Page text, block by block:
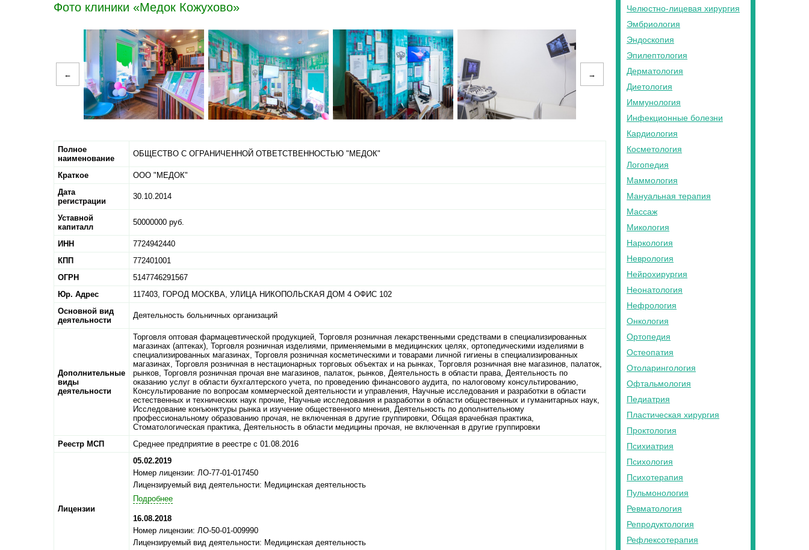
Фото клиники «Медок Кожухово»
← →
Полное
наименование
ОБЩЕСТВО С ОГРАНИЧЕННОЙ ОТВЕТСТВЕННОСТЬЮ "МЕДОК"
Краткое
ООО "МЕДОК"
Дата
регистрации
30.10.2014
Уставной
капиталл
50000000 руб.
ИНН
7724942440
КПП
772401001
ОГРН
5147746291567
Юр. Адрес
117403, ГОРОД МОСКВА, УЛИЦА НИКОПОЛЬСКАЯ ДОМ 4 ОФИС 102
Основной вид
деятельности
Деятельность больничных организаций
Дополнительные
виды
деятельности
Торговля оптовая фармацевтической продукцией, Торговля розничная лекарственными средствами в специализированных
магазинах (аптеках), Торговля розничная изделиями, применяемыми в медицинских целях, ортопедическими изделиями в
специализированных магазинах, Торговля розничная косметическими и товарами личной гигиены в специализированных
магазинах, Торговля розничная в нестационарных торговых объектах и на рынках, Торговля розничная вне магазинов, палаток,
рынков, Торговля розничная прочая вне магазинов, палаток, рынков, Деятельность в области права, Деятельность по
оказанию услуг в области бухгалтерского учета, по проведению финансового аудита, по налоговому консультированию,
Консультирование по вопросам коммерческой деятельности и управления, Научные исследования и разработки в области
естественных и технических наук прочие, Научные исследования и разработки в области общественных и гуманитарных наук,
Исследование конъюнктуры рынка и изучение общественного мнения, Деятельность по дополнительному
профессиональному образованию прочая, не включенная в другие группировки, Общая врачебная практика,
Стоматологическая практика, Деятельность в области медицины прочая, не включенная в другие группировки
Реестр МСП
Среднее предприятие в реестре с 01.08.2016
Лицензии
05.02.2019
Номер лицензии: ЛО-77-01-017450
Лицензируемый вид деятельности: Медицинская деятельность
Подробнее
16.08.2018
Номер лицензии: ЛО-50-01-009990
Лицензируемый вид деятельности: Медицинская деятельность
Челюстно-лицевая хирургия
Эмбриология
Эндоскопия
Эпилептология
Дерматология
Диетология
Иммунология
Инфекционные болезни
Кардиология
Косметология
Логопедия
Маммология
Мануальная терапия
Массаж
Микология
Наркология
Неврология
Нейрохирургия
Неонатология
Нефрология
Онкология
Ортопедия
Остеопатия
Отоларингология
Офтальмология
Педиатрия
Пластическая хирургия
Проктология
Психиатрия
Психология
Психотерапия
Пульмонология
Ревматология
Репродуктология
Рефлексотерапия